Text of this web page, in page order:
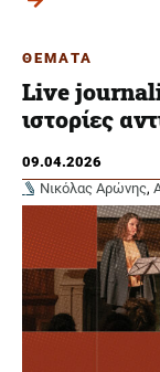
ΘΕΜΑΤΑ
Live
ιστορίες
09.04.2026
Νικόλας Αρώνης,